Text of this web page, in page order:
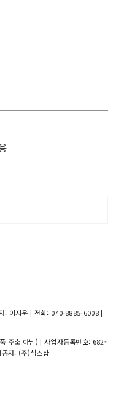
: 이지윤 | 전화: 070-8885-6008 |
주소 아님) | 사업자등록번호: 682-
공자: (주)식스샵